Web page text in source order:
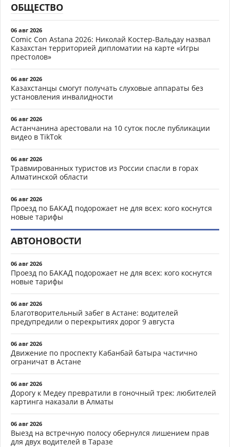
ОБЩЕСТВО
06 авг 2026
Comic Con Astana 2026: Николай Костер-Вальдау назвал
Казахстан территорией дипломатии на карте «Игры
престолов»
06 авг 2026
Казахстанцы смогут получать слуховые аппараты без
установления инвалидности
06 авг 2026
Астанчанина арестовали на 10 суток после публикации
видео в TikTok
06 авг 2026
Травмированных туристов из России спасли в горах
Алматинской области
06 авг 2026
Проезд по БАКАД подорожает не для всех: кого коснутся
новые тарифы
АВТОНОВОСТИ
06 авг 2026
Проезд по БАКАД подорожает не для всех: кого коснутся
новые тарифы
06 авг 2026
Благотворительный забег в Астане: водителей
предупредили о перекрытиях дорог 9 августа
06 авг 2026
Движение по проспекту Кабанбай батыра частично
ограничат в Астане
06 авг 2026
Дорогу к Медеу превратили в гоночный трек: любителей
картинга наказали в Алматы
06 авг 2026
Выезд на встречную полосу обернулся лишением прав
для двух водителей в Таразе